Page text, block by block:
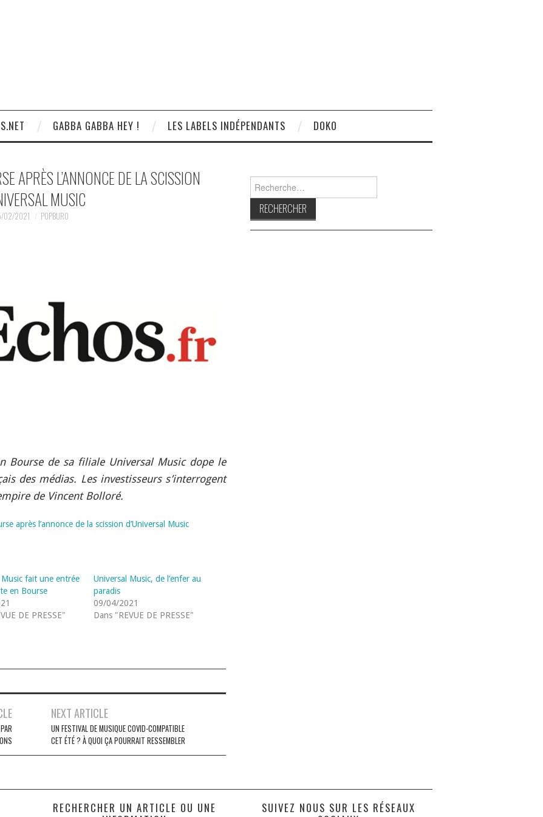
GABBA GABBA HEY ! LES LABELS INDÉPENDANTS DOKO
APRÈS L’ANNONCE DE LA SCISSION
MUSIC
02/2021 POPBURO
Bourse de sa filiale Universal Music dope le
des médias. Les investisseurs s’interrogent
de Vincent Bolloré.
après l’annonce de la scission d’Universal Music
Music fait une entrée
en Bourse
DE PRESSE"
Universal Music, de l’enfer au
paradis
09/04/2021
Dans "REVUE DE PRESSE"
NEXT ARTICLE
UN FESTIVAL DE MUSIQUE COVID-COMPATIBLE
CET ÉTÉ ? À QUOI ÇA POURRAIT RESSEMBLER
RECHERCHER UN ARTICLE OU UNE
SUIVEZ NOUS SUR LES RÉSEAUX